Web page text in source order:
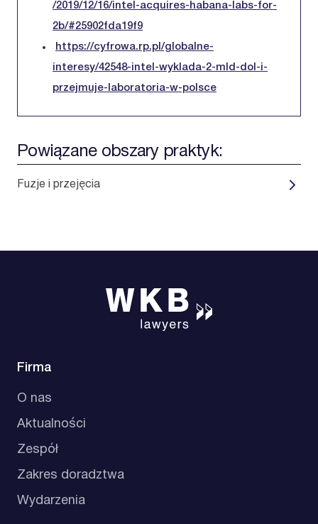
/2019/12/16/intel-acquires-habana-labs-for-
2b/#25902fda19f9
https://cyfrowa.rp.pl/globalne-
interesy/42548-intel-wyklada-2-mld-dol-i-
przejmuje-laboratoria-w-polsce
Powiązane obszary praktyk:
Fuzje i przejęcia
Firma
O nas
Aktualności
Zespół
Zakres doradztwa
Wydarzenia